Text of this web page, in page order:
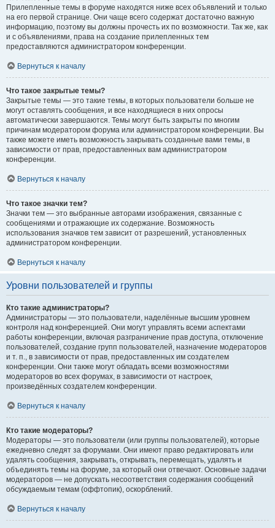
Прилепленные темы в форуме находятся ниже всех объявлений и только
на его первой странице. Они чаще всего содержат достаточно важную
информацию, поэтому вы должны прочесть их по возможности. Так же, как
и с объявлениями, права на создание прилепленных тем
предоставляются администратором конференции.
Вернуться к началу
Что такое закрытые темы?
Закрытые темы — это такие темы, в которых пользователи больше не
могут оставлять сообщения, и все находящиеся в них опросы
автоматически завершаются. Темы могут быть закрыты по многим
причинам модератором форума или администратором конференции. Вы
также можете иметь возможность закрывать созданные вами темы, в
зависимости от прав, предоставленных вам администратором
конференции.
Вернуться к началу
Что такое значки тем?
Значки тем — это выбранные авторами изображения, связанные с
сообщениями и отражающие их содержание. Возможность
использования значков тем зависит от разрешений, установленных
администратором конференции.
Вернуться к началу
Уровни пользователей и группы
Кто такие администраторы?
Администраторы — это пользователи, наделённые высшим уровнем
контроля над конференцией. Они могут управлять всеми аспектами
работы конференции, включая разграничение прав доступа, отключение
пользователей, создание групп пользователей, назначение модераторов
и т. п., в зависимости от прав, предоставленных им создателем
конференции. Они также могут обладать всеми возможностями
модераторов во всех форумах, в зависимости от настроек,
произведённых создателем конференции.
Вернуться к началу
Кто такие модераторы?
Модераторы — это пользователи (или группы пользователей), которые
ежедневно следят за форумами. Они имеют право редактировать или
удалять сообщения, закрывать, открывать, перемещать, удалять и
объединять темы на форуме, за который они отвечают. Основные задачи
модераторов — не допускать несоответствия содержания сообщений
обсуждаемым темам (оффтопик), оскорблений.
Вернуться к началу